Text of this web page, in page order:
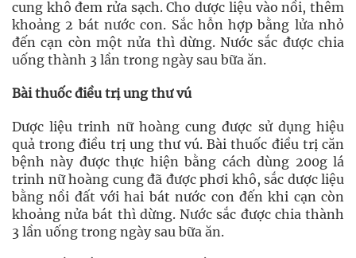
cung khô đem rửa sạch. Cho dược liệu vào nồi, thêm
khoảng 2 bát nước con. Sắc hỗn hợp bằng lửa nhỏ
đến cạn còn một nửa thì dừng. Nước sắc được chia
uống thành 3 lần trong ngày sau bữa ăn.
Bài thuốc điều trị ung thư vú
Dược liệu trinh nữ hoàng cung được sử dụng hiệu
quả trong điều trị ung thư vú. Bài thuốc điều trị căn
bệnh này được thực hiện bằng cách dùng 200g lá
trinh nữ hoàng cung đã được phơi khô, sắc dược liệu
bằng nồi đất với hai bát nước con đến khi cạn còn
khoảng nửa bát thì dừng. Nước sắc được chia thành
3 lần uống trong ngày sau bữa ăn.